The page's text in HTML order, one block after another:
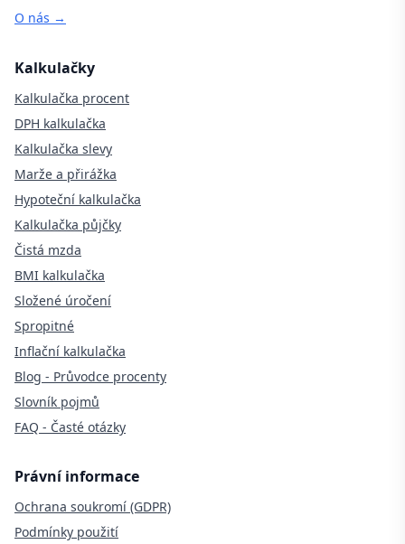
O nás →
Kalkulačky
Kalkulačka procent
DPH kalkulačka
Kalkulačka slevy
Marže a přirážka
Hypoteční kalkulačka
Kalkulačka půjčky
Čistá mzda
BMI kalkulačka
Složené úročení
Spropitné
Inflační kalkulačka
Blog - Průvodce procenty
Slovník pojmů
FAQ - Časté otázky
Právní informace
Ochrana soukromí (GDPR)
Podmínky použití